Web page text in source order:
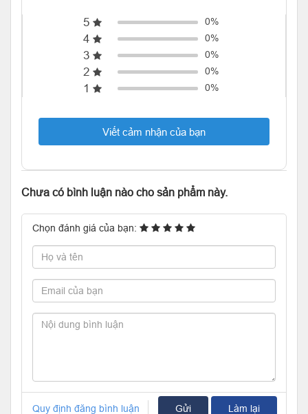
5 0%
4 0%
3 0%
2 0%
1 0%
Viết cảm nhận của bạn
Chưa có bình luận nào cho sản phẩm này.
Chọn đánh giá của bạn:
Quy định đăng bình luận Gửi Làm lại